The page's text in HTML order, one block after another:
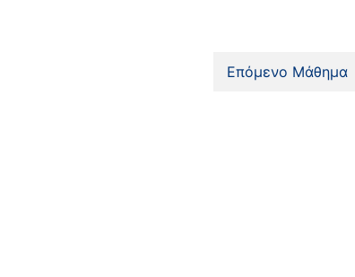
Επόμενο Μάθημα